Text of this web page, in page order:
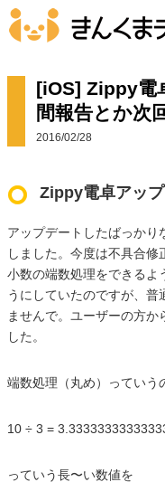
[iOS] Zippy電
間報告とか次
2016/02/28
Zippy電卓アッ
アップデートしたばっかり
しました。今度は不具合修
小数の端数処理をできるよ
うにしていたのですが、
ませんで。ユーザーの方か
した。
端数処理（丸め）っていう
10 ÷ 3 =
っていう長〜い数値を